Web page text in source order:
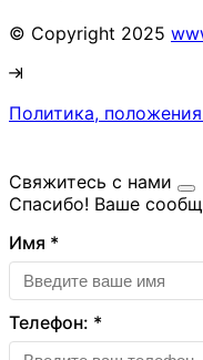
© Copyright 2025
Политика,
Свяжитесь с нами
Спасибо! Ваше
Имя *
Телефон: *